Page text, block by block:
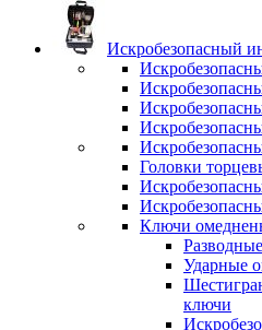
Искробезопасный
Головки
Ключи
Ударные
ключи